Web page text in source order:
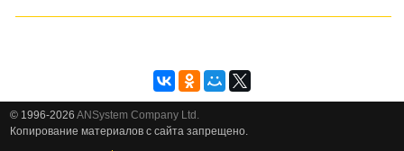
© 1996-2026ANSystem Company Ltd.
Копирование материалов с сайта запрещено.